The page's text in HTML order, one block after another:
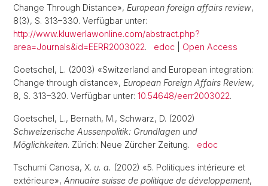
Change Through Distance», European foreign affairs review,
8(3), S. 313–330. Verfügbar unter:
http://www.kluwerlawonline.com/abstract.php?
area=Journals&id=EERR2003022. edoc Open Access
Goetschel, L. (2003) «Switzerland and European integration:
Change through distance», European Foreign Affairs Review,
8, S. 313–320. Verfügbar unter: 10.54648/eerr2003022.
Goetschel, L., Bernath, M., Schwarz, D. (2002)
Schweizerische Aussenpolitik: Grundlagen und
Möglichkeiten. Zürich: Neue Zürcher Zeitung. edoc
Tschumi Canosa, X. u. a. (2002) «5. Politiques intérieure et
extérieure», Annuaire suisse de politique de développement,